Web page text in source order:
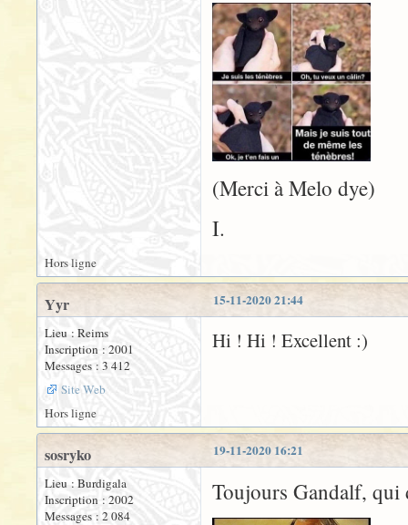
(Merci à Melo dye)
I.
Hors ligne
15-11-2020 21:44
Yyr
Lieu : Reims
Inscription : 2001
Messages : 3 412
Site Web
Hi ! Hi ! Excellent :)
Hors ligne
19-11-2020 16:21
sosryko
Lieu : Burdigala
Inscription : 2002
Messages : 2 084
Toujours Gandalf, qui